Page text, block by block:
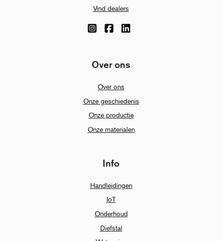
Vind dealers
Over ons
Over ons
Onze geschiedenis
Onze productie
Onze materialen
Info
Handleidingen
IoT
Onderhoud
Diefstal